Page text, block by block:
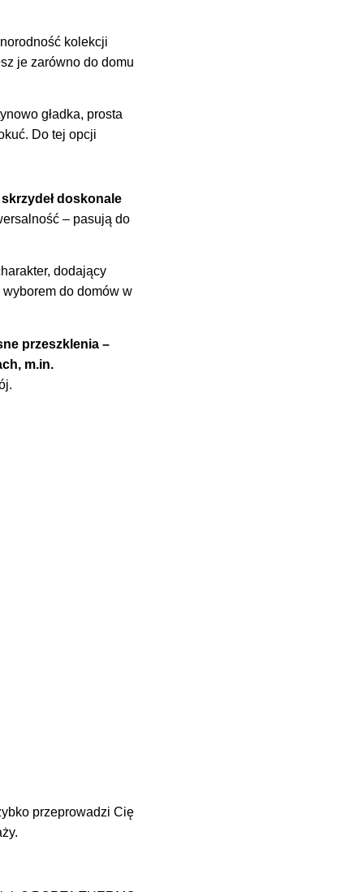
kolekcji
je zarówno do domu
gładka, prosta
Do tej opcji
doskonale
– pasują do
dodający
do domów w
przeszklenia –
m.in.
przeprowadzi Cię